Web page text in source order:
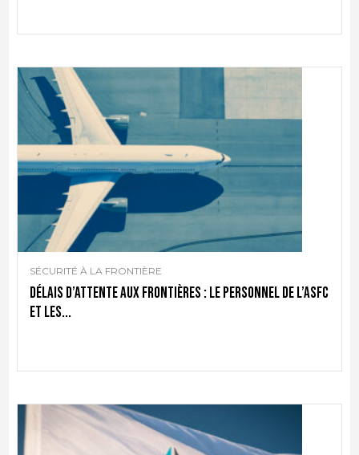
SÉCURITÉ À LA FRONTIÈRE
Délais d’attente aux frontières : le personnel de l’ASFC
et les...